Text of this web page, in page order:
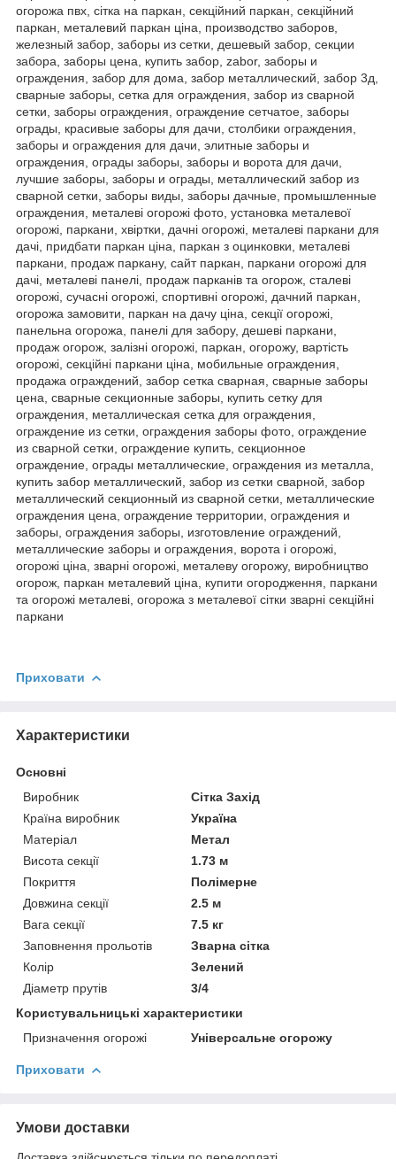
огорожа пвх, сітка на паркан, секційний паркан, секційний
паркан, металевий паркан ціна, производство заборов,
железный забор, заборы из сетки, дешевый забор, секции
забора, заборы цена, купить забор, zabor, заборы и
ограждения, забор для дома, забор металлический, забор 3д,
сварные заборы, сетка для ограждения, забор из сварной
сетки, заборы ограждения, ограждение сетчатое, заборы
ограды, красивые заборы для дачи, столбики ограждения,
заборы и ограждения для дачи, элитные заборы и
ограждения, ограды заборы, заборы и ворота для дачи,
лучшие заборы, заборы и ограды, металлический забор из
сварной сетки, заборы виды, заборы дачные, промышленные
ограждения, металеві огорожі фото, установка металевої
огорожі, паркани, хвіртки, дачні огорожі, металеві паркани для
дачі, придбати паркан ціна, паркан з оцинковки, металеві
паркани, продаж паркану, сайт паркан, паркани огорожі для
дачі, металеві панелі, продаж парканів та огорож, сталеві
огорожі, сучасні огорожі, спортивні огорожі, дачний паркан,
огорожа замовити, паркан на дачу ціна, секції огорожі,
панельна огорожа, панелі для забору, дешеві паркани,
продаж огорож, залізні огорожі, паркан, огорожу, вартість
огорожі, секційні паркани ціна, мобильные ограждения,
продажа ограждений, забор сетка сварная, сварные заборы
цена, сварные секционные заборы, купить сетку для
ограждения, металлическая сетка для ограждения,
ограждение из сетки, ограждения заборы фото, ограждение
из сварной сетки, ограждение купить, секционное
ограждение, ограды металлические, ограждения из металла,
купить забор металлический, забор из сетки сварной, забор
металлический секционный из сварной сетки, металлические
ограждения цена, ограждение территории, ограждения и
заборы, ограждения заборы, изготовление ограждений,
металлические заборы и ограждения, ворота і огорожі,
огорожі ціна, зварні огорожі, металеву огорожу, виробництво
огорож, паркан металевий ціна, купити огородження, паркани
та огорожі металеві, огорожа з металевої сітки зварні секційні
паркани
Приховати
Характеристики
Основні
Виробник
Сітка Захід
Країна виробник
Україна
Матеріал
Метал
Висота секції
1.73 м
Покриття
Полімерне
Довжина секції
2.5 м
Вага секції
7.5 кг
Заповнення прольотів
Зварна сітка
Колір
Зелений
Діаметр прутів
3/4
Користувальницькі характеристики
Призначення огорожі
Універсальне огорожу
Приховати
Умови доставки